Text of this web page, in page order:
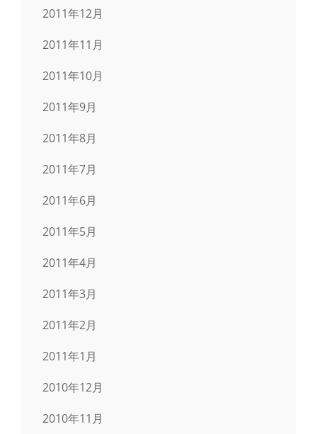
2011年12月
2011年11月
2011年10月
2011年9月
2011年8月
2011年7月
2011年6月
2011年5月
2011年4月
2011年3月
2011年2月
2011年1月
2010年12月
2010年11月